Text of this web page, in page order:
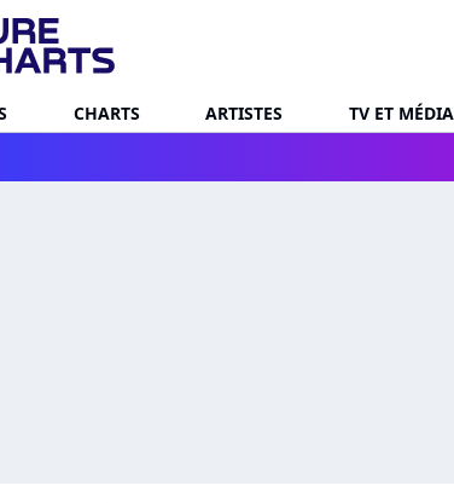
CHARTS ARTISTES TV ET